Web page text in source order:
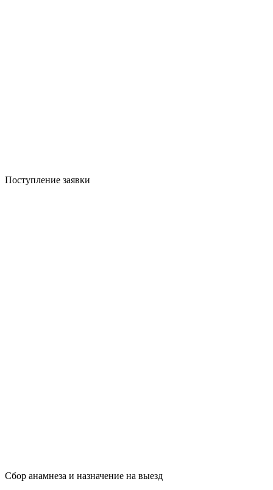
Поступление заявки
Сбор анамнеза и назначение на выезд